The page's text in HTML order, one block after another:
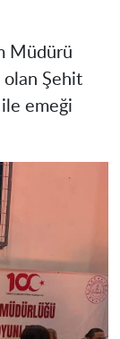
Müdürü
olan Şehit
ile emeği